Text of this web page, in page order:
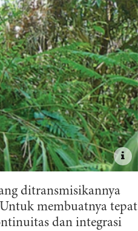
ditransmisikannya
membuatnya tepat
dan integrasi